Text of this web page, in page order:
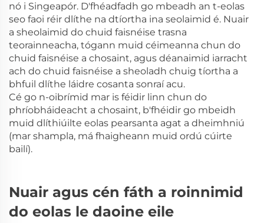
nó i Singeapór. D'fhéadfadh go mbeadh an t-eolas
seo faoi réir dlíthe na dtíortha ina seolaimid é. Nuair
a sheolaimid do chuid faisnéise trasna
teorainneacha, tógann muid céimeanna chun do
chuid faisnéise a chosaint, agus déanaimid iarracht
ach do chuid faisnéise a sheoladh chuig tíortha a
bhfuil dlíthe láidre cosanta sonraí acu.
Cé go n-oibrímid mar is féidir linn chun do
phríobháideacht a chosaint, b'fhéidir go mbeidh
muid dlíthiúilte eolas pearsanta agat a dheimhniú
(mar shampla, má fhaigheann muid ordú cúirte
bailí).
Nuair agus cén fáth a roinnimid
do eolas le daoine eile